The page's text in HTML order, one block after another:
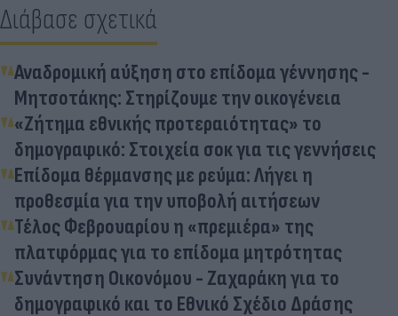
Διάβασε σχετικά
Αναδρομική αύξηση στο επίδομα γέννησης -
Μητσοτάκης: Στηρίζουμε την οικογένεια
«Ζήτημα εθνικής προτεραιότητας» το
δημογραφικό: Στοιχεία σοκ για τις γεννήσεις
Επίδομα θέρμανσης με ρεύμα: Λήγει η
προθεσμία για την υποβολή αιτήσεων
Τέλος Φεβρουαρίου η «πρεμιέρα» της
πλατφόρμας για το επίδομα μητρότητας
Συνάντηση Οικονόμου - Ζαχαράκη για το
δημογραφικό και το Εθνικό Σχέδιο Δράσης